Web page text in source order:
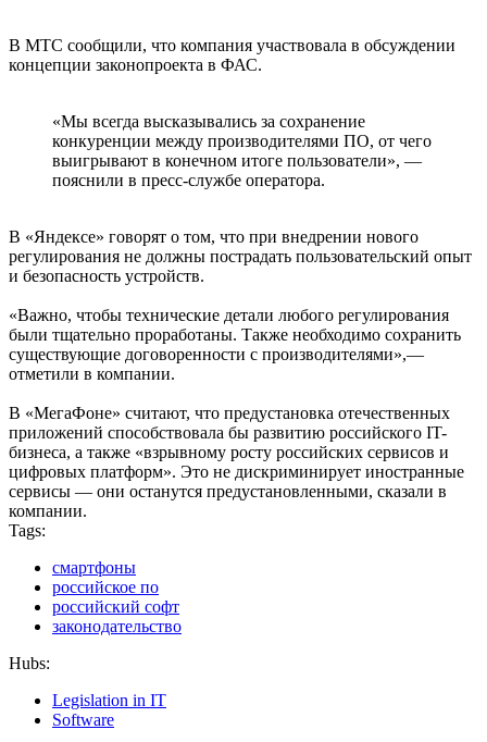
В МТС сообщили, что компания участвовала в обсуждении
концепции законопроекта в ФАС.
«Мы всегда высказывались за сохранение
конкуренции между производителями ПО, от чего
выигрывают в конечном итоге пользователи», —
пояснили в пресс-службе оператора.
В «Яндексе» говорят о том, что при внедрении нового
регулирования не должны пострадать пользовательский опыт
и безопасность устройств.
«Важно, чтобы технические детали любого регулирования
были тщательно проработаны. Также необходимо сохранить
существующие договоренности с производителями»,—
отметили в компании.
В «МегаФоне» считают, что предустановка отечественных
приложений способствовала бы развитию российского IT-
бизнеса, а также «взрывному росту российских сервисов и
цифровых платформ». Это не дискриминирует иностранные
сервисы — они останутся предустановленными, сказали в
компании.
Tags:
смартфоны
российское по
российский софт
законодательство
Hubs:
Legislation in IT
Software